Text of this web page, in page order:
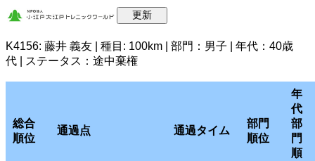
K4156: 藤井 義友 | 種目: 100km | 部門：男子 | 年代：40歳
代 | ステータス：途中棄権
総合
順位
通過点 通過タイム
部門
順位
年
代
部
門
順